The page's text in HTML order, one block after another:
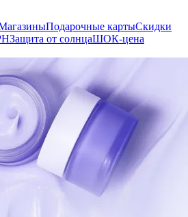
Подарочные картыСкидки
Защита от солнцаШОК-цена